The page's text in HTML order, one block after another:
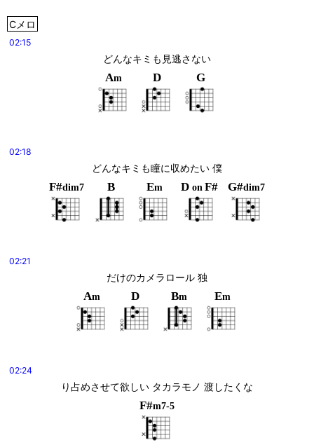
Cメロ
02:15
どんなキミも見逃さない
Am D G
02:18
どんなキミも瞳に収めたい 僕
F#dim7 B Em D on F# G#dim7
02:21
だけのカメラロール 独
Am D Bm Em
02:24
り占めさせて欲しい タカラモノ 渡したくな
F#m7-5